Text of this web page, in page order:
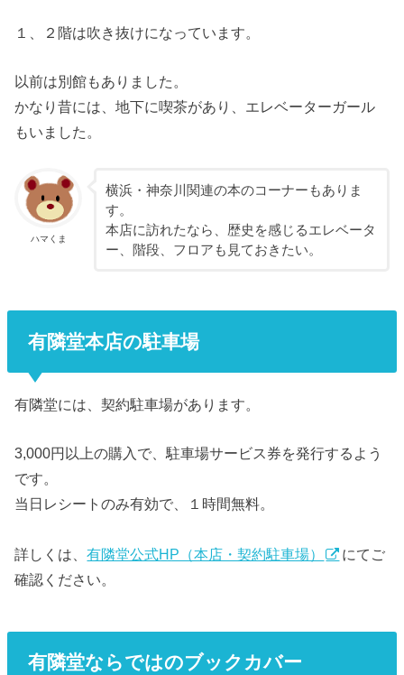
１、２階は吹き抜けになっています。
以前は別館もありました。
かなり昔には、地下に喫茶があり、エレベーターガール
もいました。
ハマくま
横浜・神奈川関連の本のコーナーもありま
す。
本店に訪れたなら、歴史を感じるエレベータ
ー、階段、フロアも見ておきたい。
有隣堂本店の駐車場
有隣堂には、契約駐車場があります。
3,000円以上の購入で、駐車場サービス券を発行するよう
です。
当日レシートのみ有効で、１時間無料。
詳しくは、有隣堂公式HP（本店・契約駐車場）
にてご
確認ください。
有隣堂ならではのブックカバー